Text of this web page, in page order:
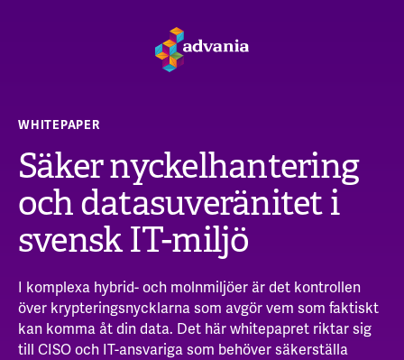
WHITEPAPER
Säker nyckelhantering
och datasuveränitet i
svensk IT-miljö
I komplexa hybrid- och molnmiljöer är det kontrollen
över krypteringsnycklarna som avgör vem som faktiskt
kan komma åt din data. Det här whitepapret riktar sig
till CISO och IT-ansvariga som behöver säkerställa